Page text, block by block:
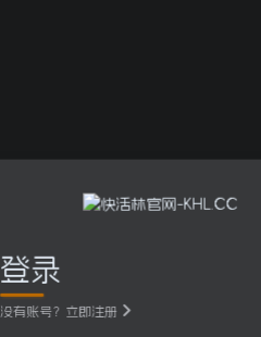
登录
没有账号？立即注册